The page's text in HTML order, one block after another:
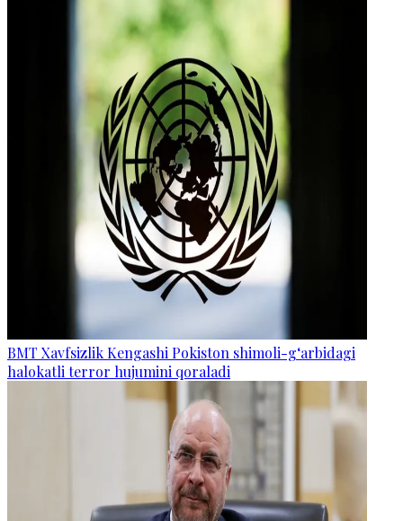
BMT Xavfsizlik Kengashi Pokiston shimoli-g‘arbidagi
halokatli terror hujumini qoraladi